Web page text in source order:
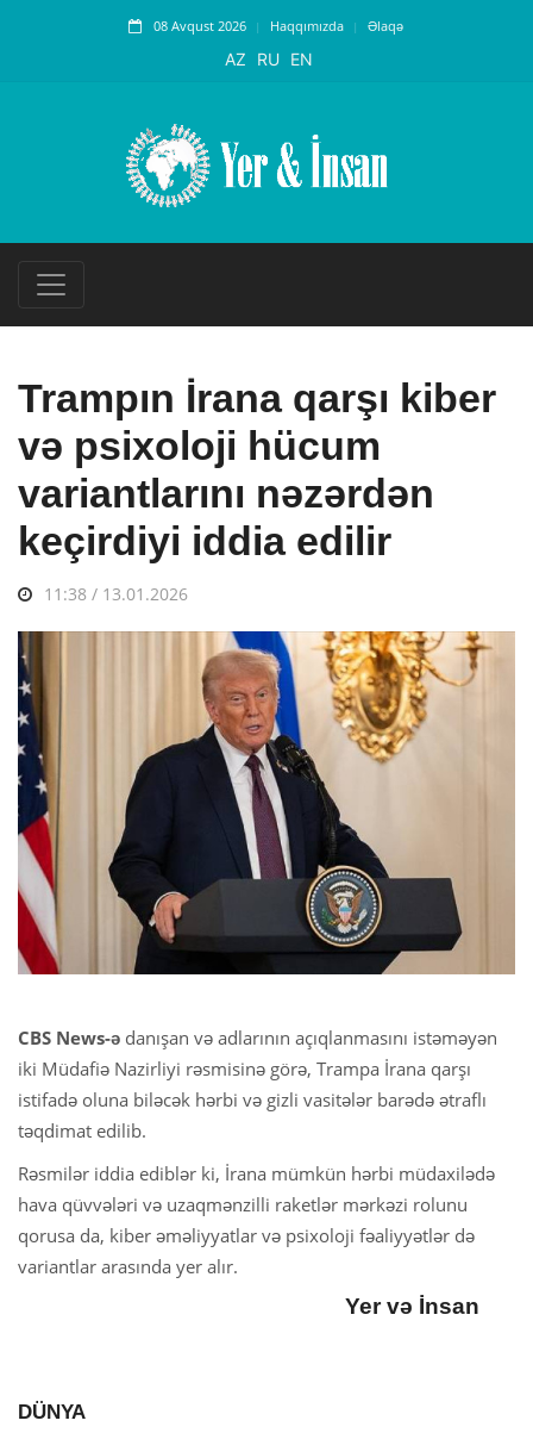
08 Avqust 2026 Haqqımızda Əlaqə
AZ RU EN
Trampın İrana qarşı kiber
və psixoloji hücum
variantlarını nəzərdən
keçirdiyi iddia edilir
11:38 / 13.01.2026
CBS News-ə danışan və adlarının açıqlanmasını istəməyən
iki Müdafiə Nazirliyi rəsmisinə görə, Trampa İrana qarşı
istifadə oluna biləcək hərbi və gizli vasitələr barədə ətraflı
təqdimat edilib.
Rəsmilər iddia ediblər ki, İrana mümkün hərbi müdaxilədə
hava qüvvələri və uzaqmənzilli raketlər mərkəzi rolunu
qorusa da, kiber əməliyyatlar və psixoloji fəaliyyətlər də
variantlar arasında yer alır.
Yer və İnsan
DÜNYA